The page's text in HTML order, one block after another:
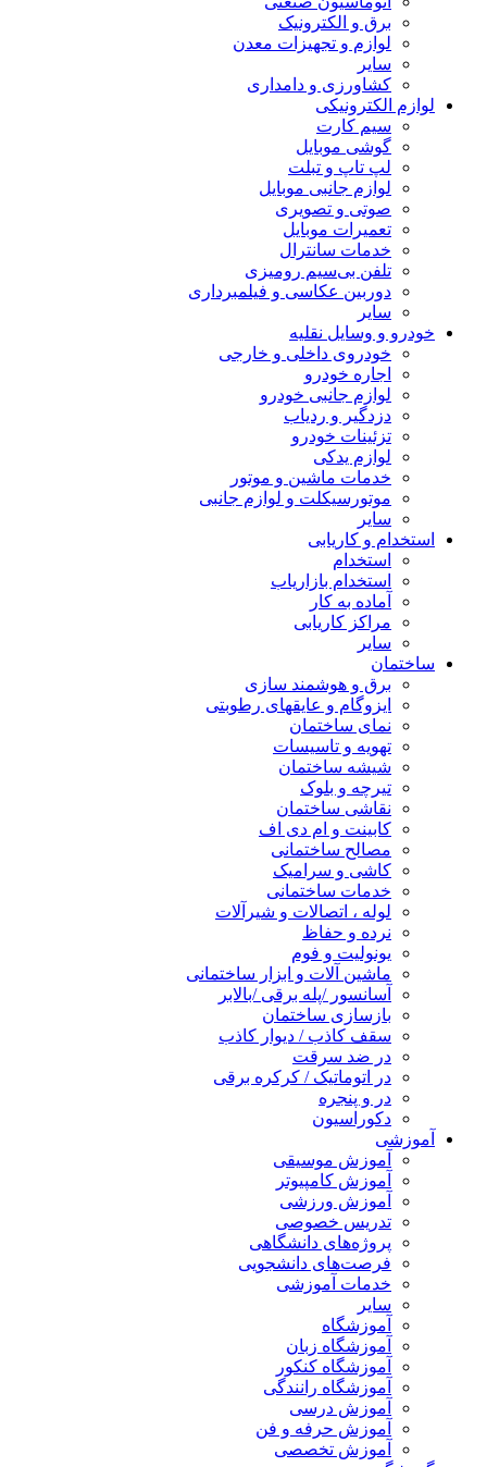
برق و الکترونیک
لوازم و تجهیزات معدن
سایر
کشاورزی و دامداری
لوازم الکترونیکی
سیم کارت
گوشی موبایل
لپ تاپ و تبلت
لوازم جانبی موبایل
صوتی و تصویری
تعمیرات موبایل
خدمات سانترال
تلفن بی‌سیم رومیزی
دوربین عکاسی و فیلمبرداری
سایر
خودرو و وسایل نقلیه
خودروی داخلی و خارجی
اجاره خودرو
لوازم جانبی خودرو
دزدگیر و ردیاب
تزئینات خودرو
لوازم یدکی
خدمات ماشین و موتور
موتورسیکلت و لوازم جانبی
سایر
استخدام و کاریابی
استخدام
استخدام بازاریاب
آماده به کار
مراکز کاریابی
سایر
ساختمان
برق و هوشمند سازی
ایزوگام و عایقهای رطوبتی
نمای ساختمان
تهویه و تاسیسات
شیشه ساختمان
تیرچه و بلوک
نقاشی ساختمان
کابینت و ام دی اف
مصالح ساختمانی
کاشی و سرامیک
خدمات ساختمانی
لوله ، اتصالات و شیرآلات
نرده و حفاظ
یونولیت و فوم
ماشین آلات و ابزار ساختمانی
آسانسور /پله برقی /بالابر
بازسازی ساختمان
سقف کاذب / دیوار کاذب
در ضد سرقت
در اتوماتیک / کرکره برقی
در و پنجره
دکوراسیون
آموزشی
آموزش موسیقی
آموزش کامپیوتر
آموزش ورزشی
تدریس خصوصی
پروژه‌های دانشگاهی
فرصت‌های دانشجویی
خدمات آموزشی
سایر
آموزشگاه
آموزشگاه زبان
آموزشگاه کنکور
آموزشگاه رانندگی
آموزش درسی
آموزش حرفه و فن
آموزش تخصصی